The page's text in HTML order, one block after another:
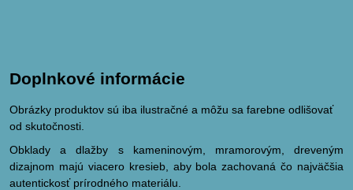
Doplnkové informácie
Obrázky produktov sú iba ilustračné a môžu sa farebne odlišovať
od skutočnosti.
Obklady a dlažby s kameninovým, mramorovým, dreveným
dizajnom majú viacero kresieb, aby bola zachovaná čo najväčšia
autentickosť prírodného materiálu.